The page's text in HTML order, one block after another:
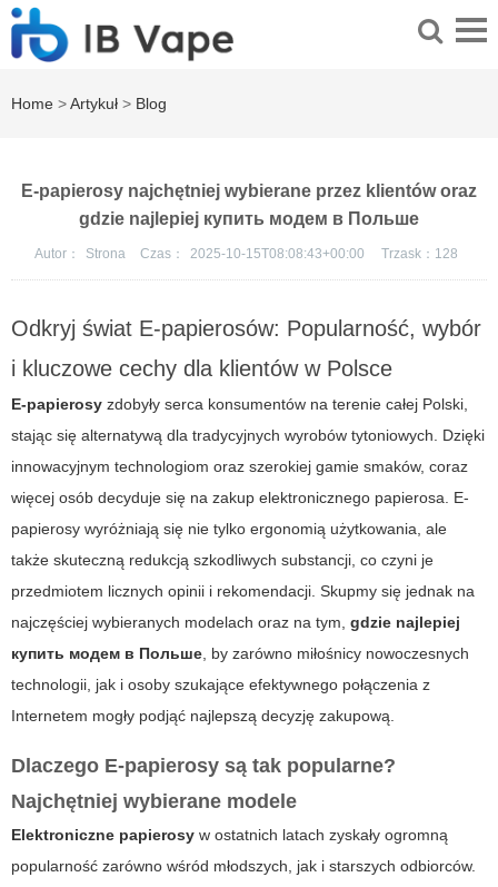
Home >Artykuł > Blog
E-papierosy najchętniej wybierane przez klientów oraz
gdzie najlepiej купить модем в Польше
Autor： Strona Czas： 2025-10-15T08:08:43+00:00 Trzask： 128
Odkryj świat E-papierosów: Popularność, wybór
i kluczowe cechy dla klientów w Polsce
E-papierosy zdobyły serca konsumentów na terenie całej Polski,
stając się alternatywą dla tradycyjnych wyrobów tytoniowych. Dzięki
innowacyjnym technologiom oraz szerokiej gamie smaków, coraz
więcej osób decyduje się na zakup elektronicznego papierosa. E-
papierosy wyróżniają się nie tylko ergonomią użytkowania, ale
także skuteczną redukcją szkodliwych substancji, co czyni je
przedmiotem licznych opinii i rekomendacji. Skupmy się jednak na
najczęściej wybieranych modelach oraz na tym, gdzie najlepiej
купить модем в Польше, by zarówno miłośnicy nowoczesnych
technologii, jak i osoby szukające efektywnego połączenia z
Internetem mogły podjąć najlepszą decyzję zakupową.
Dlaczego E-papierosy są tak popularne?
Najchętniej wybierane modele
Elektroniczne papierosy w ostatnich latach zyskały ogromną
popularność zarówno wśród młodszych, jak i starszych odbiorców.